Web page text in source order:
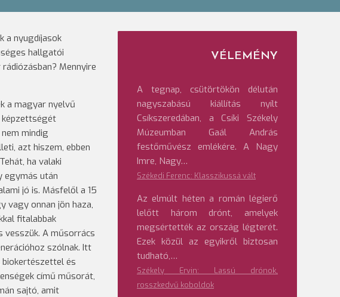
a nyugdíjasok
hallgatói
Mennyire
a magyar nyelvű
képzettségét
mindig
azt hiszem, ebben
ha valaki
egymás után
jó is. Másfelől a 15
vagy onnan jön haza,
fitalabbak
vesszük. A műsorrács
szólnak. Itt
és
című műsorát,
sajtó, amit
VÉLEMÉNY
A tegnap, csütörtökön délután
nagyszabású kiállítás nyílt
Csíkszeredában, a Csíki Székely
Múzeumban Gaál András
festőművész emlékére. A Nagy
Imre, Nagy…
Székedi Ferenc: Klasszikussá vált
Az elmúlt héten a román légierő
lelőtt három drónt, amelyek
megsértették az ország légterét.
Ezek közül az egyikről biztosan
tudható,…
Székely Ervin: Lassú drónok,
rosszkedvű koboldok